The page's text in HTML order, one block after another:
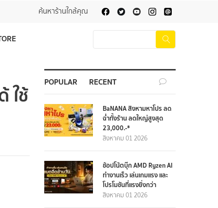
ค้นหาร้านใกล้คุณ
ใช้ POPULAR RECENT
BaNANA สิงหามหาโปร ลด
ฉ่ำทั้งร้าน ลดใหญ่สูงสุด
23,000.-*
สิงหาคม 01 2026
ช้อปโน้ตบุ๊ก AMD Ryzen AI
ทำงานเร็ว เล่นเกมแรง และ
โปรโมชันที่แรงยิ่งกว่า
สิงหาคม 01 2026